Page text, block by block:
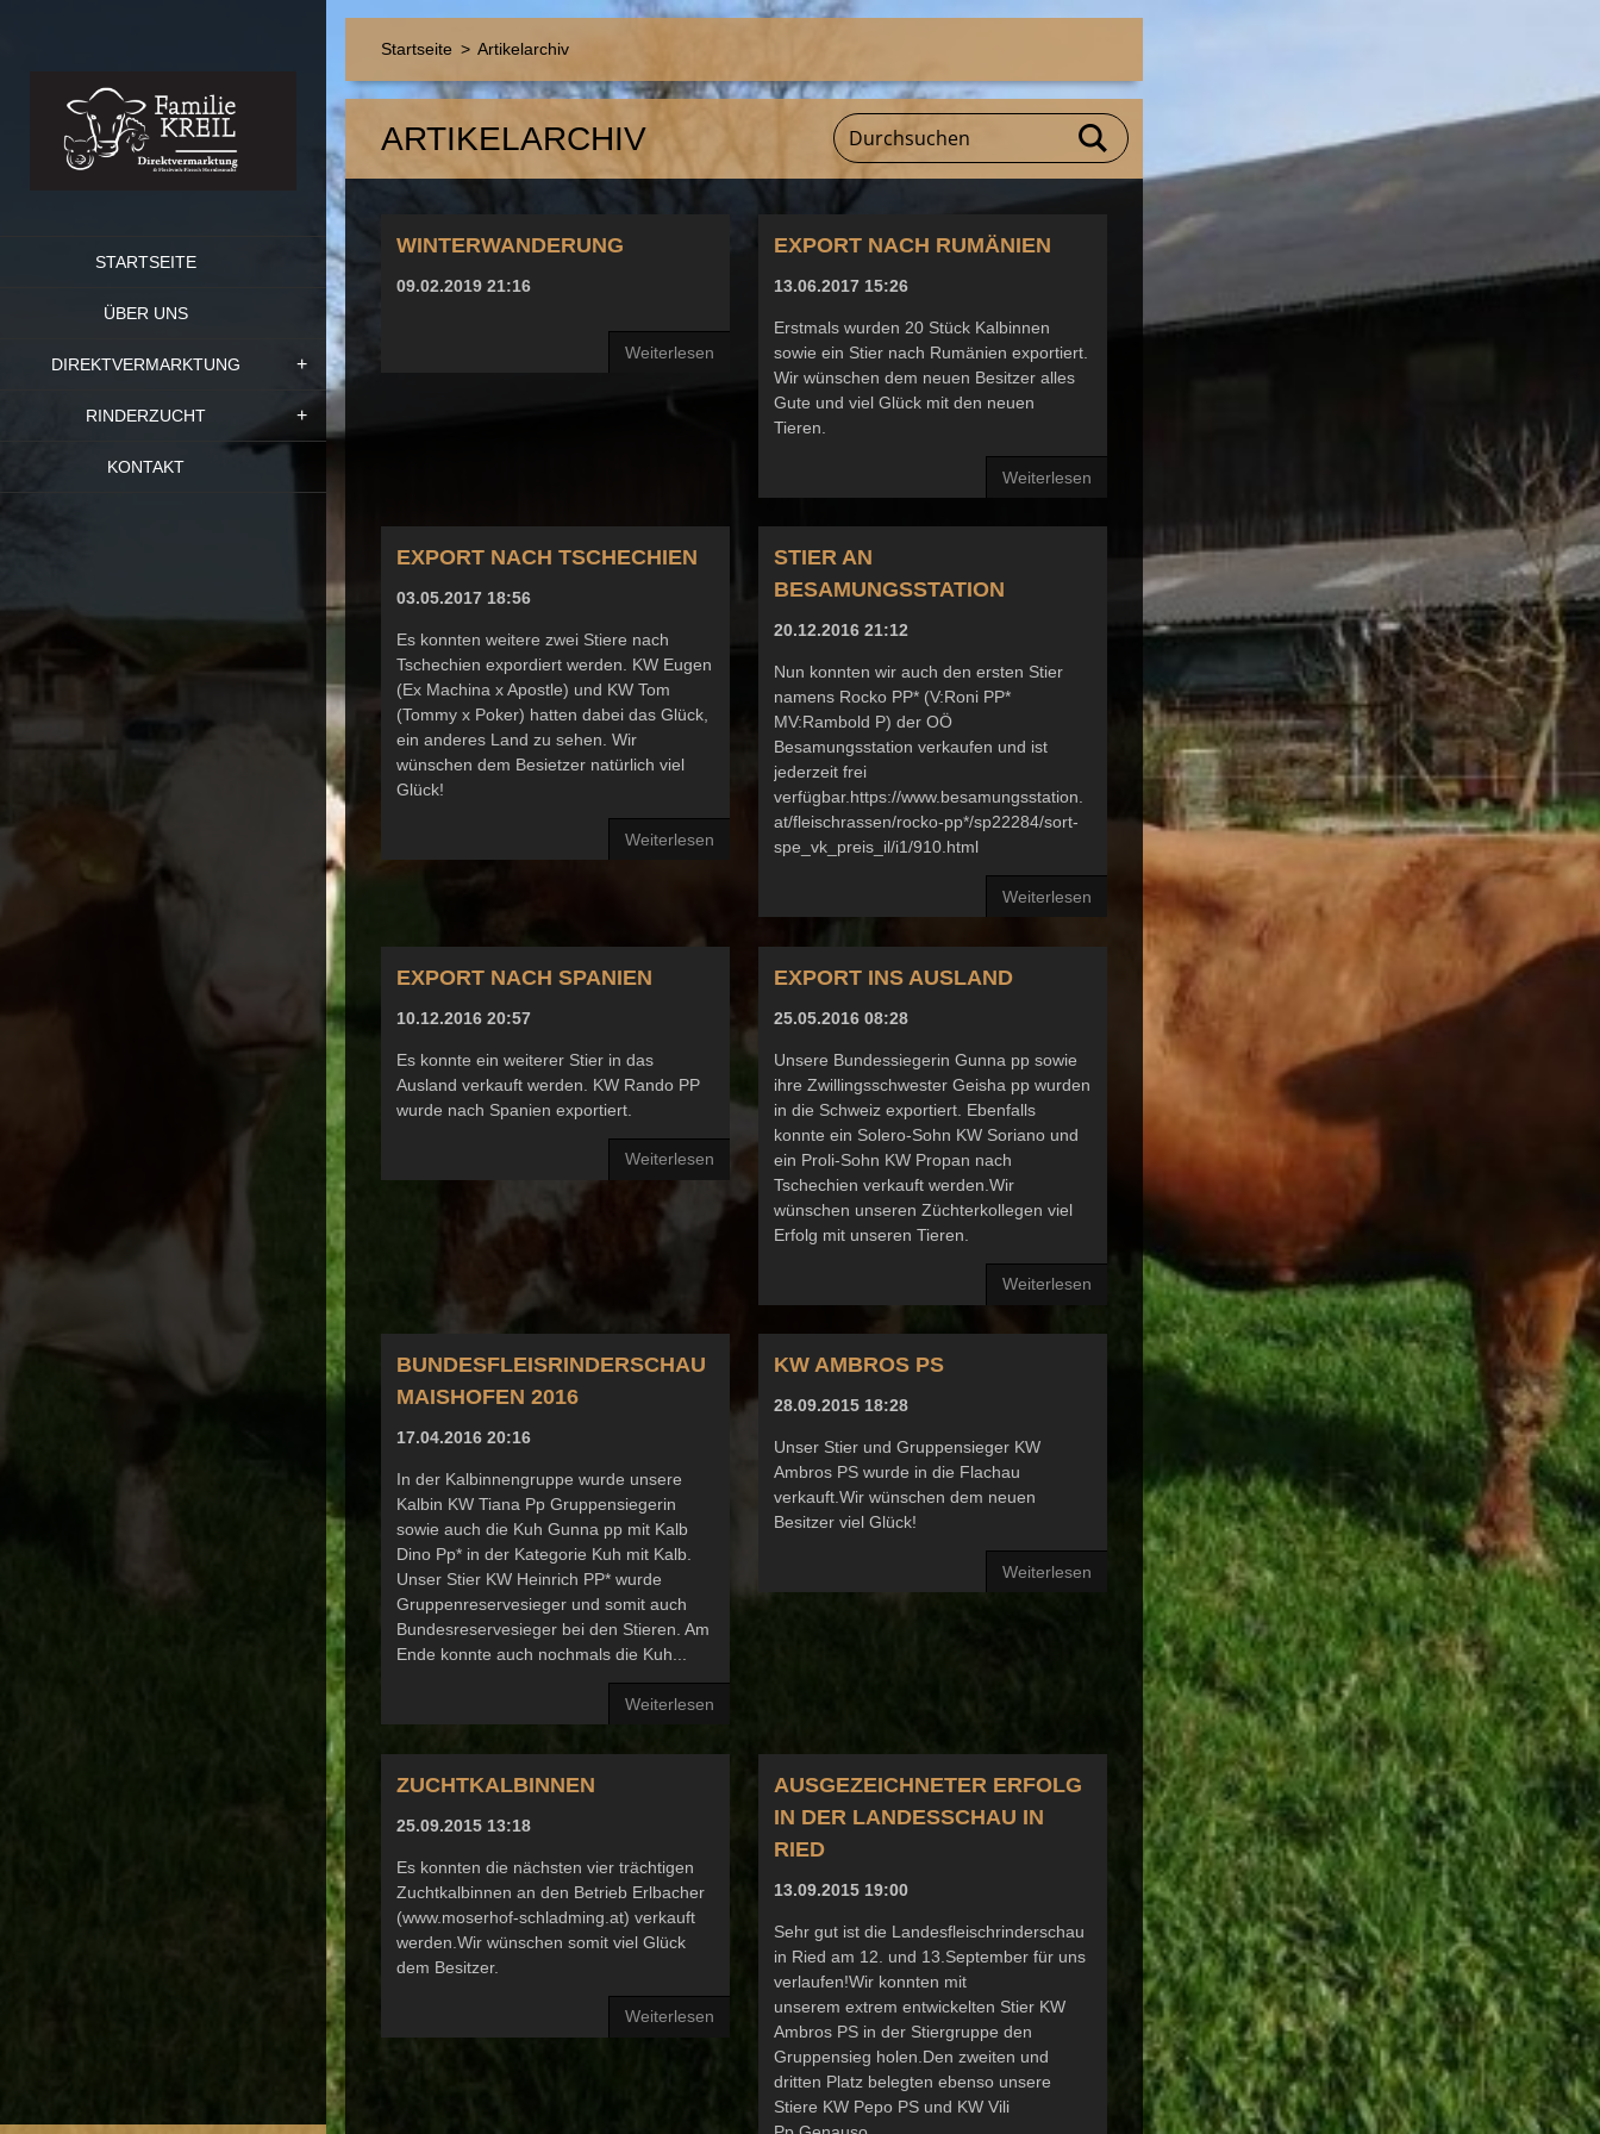
STARTSEITE
ÜBER UNS
DIREKTVERMARKTUNG
RINDERZUCHT
KONTAKT
Startseite > Artikelarchiv
ARTIKELARCHIV
WINTERWANDERUNG
09.02.2019 21:16
Weiterlesen
EXPORT NACH RUMÄNIEN
13.06.2017 15:26
Erstmals wurden 20 Stück Kalbinnen
sowie ein Stier nach Rumänien exportiert.
Wir wünschen dem neuen Besitzer alles
Gute und viel Glück mit den neuen
Tieren.
Weiterlesen
EXPORT NACH TSCHECHIEN
03.05.2017 18:56
Es konnten weitere zwei Stiere nach
Tschechien expordiert werden. KW Eugen
(Ex Machina x Apostle) und KW Tom
(Tommy x Poker) hatten dabei das Glück,
ein anderes Land zu sehen. Wir
wünschen dem Besietzer natürlich viel
Glück!
Weiterlesen
STIER AN
BESAMUNGSSTATION
20.12.2016 21:12
Nun konnten wir auch den ersten Stier
namens Rocko PP* (V:Roni PP*
MV:Rambold P) der OÖ
Besamungsstation verkaufen und ist
jederzeit frei
verfügbar.https://www.besamungsstation.
at/fleischrassen/rocko-pp*/sp22284/sort-
spe_vk_preis_il/i1/910.html
Weiterlesen
EXPORT NACH SPANIEN
10.12.2016 20:57
Es konnte ein weiterer Stier in das
Ausland verkauft werden. KW Rando PP
wurde nach Spanien exportiert.
Weiterlesen
EXPORT INS AUSLAND
25.05.2016 08:28
Unsere Bundessiegerin Gunna pp sowie
ihre Zwillingsschwester Geisha pp wurden
in die Schweiz exportiert. Ebenfalls
konnte ein Solero-Sohn KW Soriano und
ein Proli-Sohn KW Propan nach
Tschechien verkauft werden.Wir
wünschen unseren Züchterkollegen viel
Erfolg mit unseren Tieren.
Weiterlesen
BUNDESFLEISRINDERSCHAU
MAISHOFEN 2016
17.04.2016 20:16
In der Kalbinnengruppe wurde unsere
Kalbin KW Tiana Pp Gruppensiegerin
sowie auch die Kuh Gunna pp mit Kalb
Dino Pp* in der Kategorie Kuh mit Kalb.
Unser Stier KW Heinrich PP* wurde
Gruppenreservesieger und somit auch
Bundesreservesieger bei den Stieren. Am
Ende konnte auch nochmals die Kuh...
Weiterlesen
KW AMBROS PS
28.09.2015 18:28
Unser Stier und Gruppensieger KW
Ambros PS wurde in die Flachau
verkauft.Wir wünschen dem neuen
Besitzer viel Glück!
Weiterlesen
ZUCHTKALBINNEN
25.09.2015 13:18
Es konnten die nächsten vier trächtigen
Zuchtkalbinnen an den Betrieb Erlbacher
(www.moserhof-schladming.at) verkauft
werden.Wir wünschen somit viel Glück
dem Besitzer.
Weiterlesen
AUSGEZEICHNETER ERFOLG
IN DER LANDESSCHAU IN
RIED
13.09.2015 19:00
Sehr gut ist die Landesfleischrinderschau
in Ried am 12. und 13.September für uns
verlaufen!Wir konnten mit
unserem extrem entwickelten Stier KW
Ambros PS in der Stiergruppe den
Gruppensieg holen.Den zweiten und
dritten Platz belegten ebenso unsere
Stiere KW Pepo PS und KW Vili